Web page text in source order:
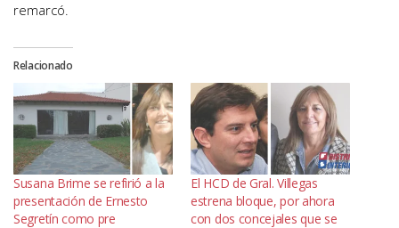
remarcó.
Relacionado
Susana Brime se refirió a la
presentación de Ernesto
Segretín como pre
El HCD de Gral. Villegas
estrena bloque, por ahora
con dos concejales que se